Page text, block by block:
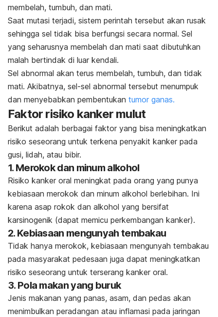
membelah, tumbuh, dan mati.
Saat mutasi terjadi, sistem perintah tersebut akan rusak
sehingga sel tidak bisa berfungsi secara normal. Sel
yang seharusnya membelah dan mati saat dibutuhkan
malah bertindak di luar kendali.
Sel abnormal akan terus membelah, tumbuh, dan tidak
mati. Akibatnya, sel-sel abnormal tersebut menumpuk
dan menyebabkan pembentukan tumor ganas.
Faktor risiko kanker mulut
Berikut adalah berbagai faktor yang bisa meningkatkan
risiko seseorang untuk terkena penyakit kanker pada
gusi, lidah, atau bibir.
1. Merokok dan minum alkohol
Risiko kanker oral meningkat pada orang yang punya
kebiasaan merokok dan minum alkohol berlebihan. Ini
karena asap rokok dan alkohol yang bersifat
karsinogenik (dapat memicu perkembangan kanker).
2. Kebiasaan mengunyah tembakau
Tidak hanya merokok, kebiasaan mengunyah tembakau
pada masyarakat pedesaan juga dapat meningkatkan
risiko seseorang untuk terserang kanker oral.
3. Pola makan yang buruk
Jenis makanan yang panas, asam, dan pedas akan
menimbulkan peradangan atau inflamasi pada jaringan